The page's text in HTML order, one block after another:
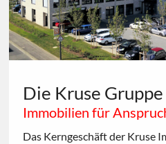
Die Kruse
Immobilien für
Das Kerngeschäft der Kruse